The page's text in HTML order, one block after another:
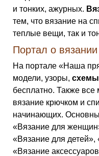
и тонких, ажурных.
тем, что вязание на
теплые вещи, так и
Портал о
На портале «Наша
модели, узоры, схемы
бесплатно. Также
вязание крючком и
начинающих.
«Вязание для
«Вязание для
«Вязание